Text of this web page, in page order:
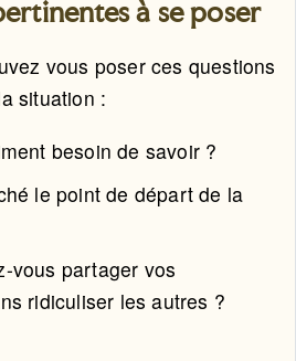
à se poser
vous poser ces questions
situation :
besoin de savoir ?
le point de départ de la
vous partager vos
ridiculiser les autres ?